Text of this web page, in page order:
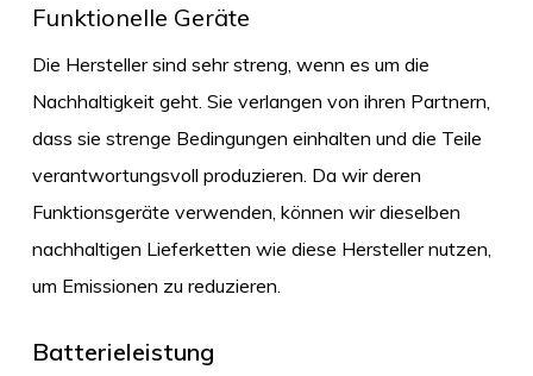
Funktionelle Geräte
Die Hersteller sind sehr streng, wenn es um die
Nachhaltigkeit geht. Sie verlangen von ihren Partnern,
dass sie strenge Bedingungen einhalten und die Teile
verantwortungsvoll produzieren. Da wir deren
Funktionsgeräte verwenden, können wir dieselben
nachhaltigen Lieferketten wie diese Hersteller nutzen,
um Emissionen zu reduzieren.
Batterieleistung